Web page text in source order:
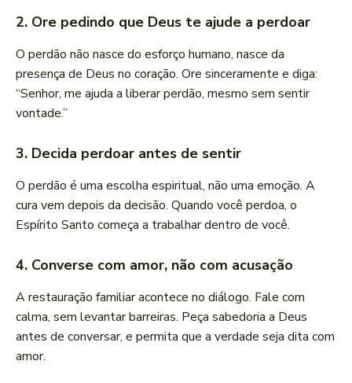
2. Ore pedindo que Deus te ajude a perdoar
O perdão não nasce do esforço humano, nasce da
presença de Deus no coração. Ore sinceramente e diga:
“Senhor, me ajuda a liberar perdão, mesmo sem sentir
vontade.”
3. Decida perdoar antes de sentir
O perdão é uma escolha espiritual, não uma emoção. A
cura vem depois da decisão. Quando você perdoa, o
Espírito Santo começa a trabalhar dentro de você.
4. Converse com amor, não com acusação
A restauração familiar acontece no diálogo. Fale com
calma, sem levantar barreiras. Peça sabedoria a Deus
antes de conversar, e permita que a verdade seja dita com
amor.